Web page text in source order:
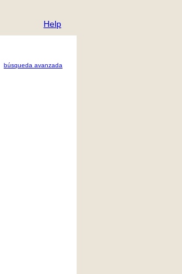
Help
búsqueda avanzada